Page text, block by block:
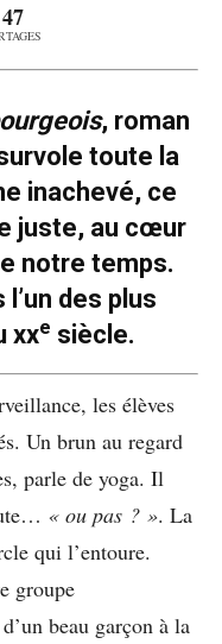
47
, roman
toute la
inachevé, ce
juste, au cœur
notre temps.
des plus
xxe siècle.
les élèves
Un brun au regard
parle de yoga. Il
« ou pas ? ». La
qui l’entoure.
groupe
beau garçon à la